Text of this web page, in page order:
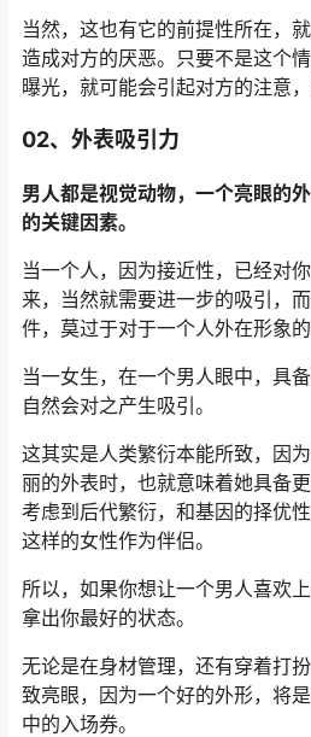
当然，这也有它的前提性所在，
造成对方的厌恶。只要不是这个
曝光，就可能会引起对方的注意，
02、 外表吸引力
男人都是视觉动物，一个亮眼的
的关键因素。
当一个人，因为接近性，已经对
来，当然就需要进一步的吸引，
件，莫过于对于一个人外在形象的
当一女生，在一个男人眼中，具
自然会对之产生吸引。
这其实是人类繁衍本能所致，因
丽的外表时，也就意味着她具备
考虑到后代繁衍，和基因的择优
这样的女性作为伴侣。
所以，如果你想让一个男人喜欢
拿出你最好的状态。
无论是在身材管理，还有穿着打
致亮眼，因为一个好的外形，将
中的入场券。